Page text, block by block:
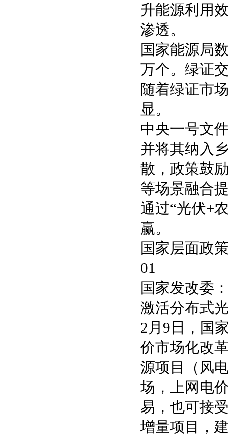
升能源利用
渗透。
国家能源局
万个。绿证
随着绿证市
显。
中央一号文
并将其纳入
散，政策鼓
等场景融合
通过“光伏+
赢。
国家层面政
01
国家发改委
激活分布式
2月9日，国
价市场化改
源项目（风
场，上网电
易，也可接
增量项目，